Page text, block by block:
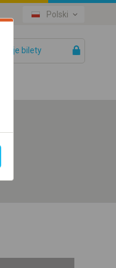
Polski
Twoje bilety